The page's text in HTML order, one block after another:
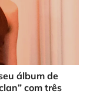
álbum de
com três